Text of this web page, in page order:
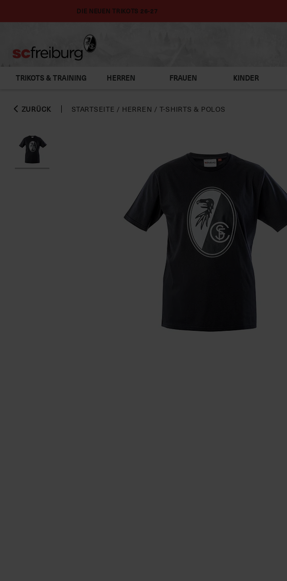
DIE NEUEN TRIKOTS 26-27
TRIKOTS & TRAINING HERREN FRAUEN KINDER
ZURÜCK STARTSEITE / HERREN / T-SHIRTS & POLOS